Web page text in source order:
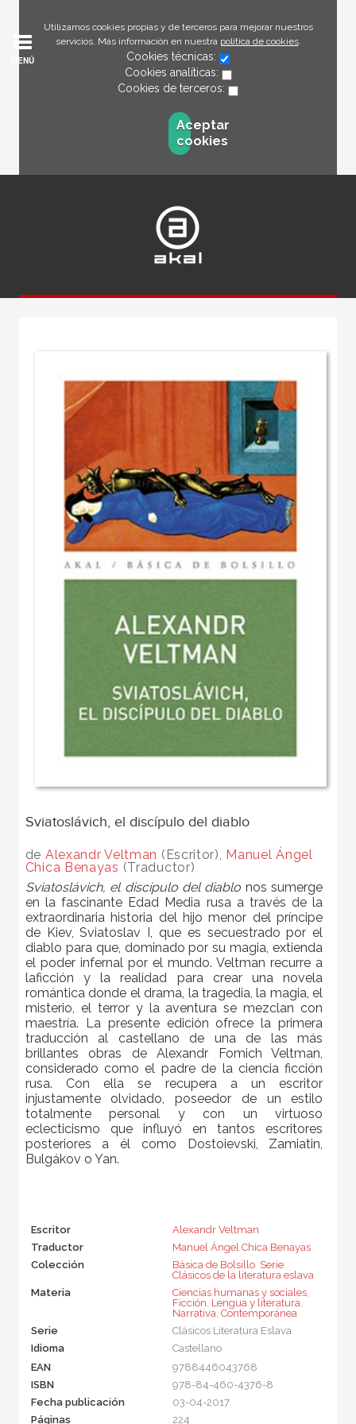
Utilizamos cookies propias y de terceros para mejorar nuestros
servicios. Más información en nuestra política de cookies.
Cookies técnicas:
Cookies analíticas:
Cookies de terceros:
Aceptar
cookies
MENÚ
Sviatoslávich, el discípulo del diablo
de Alexandr Veltman (Escritor), Manuel Ángel
Chica Benayas (Traductor)
Sviatoslávich, el discípulo del diablo nos sumerge
en la fascinante Edad Media rusa a través de la
extraordinaria historia del hijo menor del príncipe
de Kiev, Sviatoslav I, que es secuestrado por el
diablo para que, dominado por su magia, extienda
el poder infernal por el mundo. Veltman recurre a
laficción y la realidad para crear una novela
romántica donde el drama, la tragedia, la magia, el
misterio, el terror y la aventura se mezclan con
maestría. La presente edición ofrece la primera
traducción al castellano de una de las más
brillantes obras de Alexandr Fomich Veltman,
considerado como el padre de la ciencia ficción
rusa. Con ella se recupera a un escritor
injustamente olvidado, poseedor de un estilo
totalmente personal y con un virtuoso
eclecticismo que influyó en tantos escritores
posteriores a él como Dostoievski, Zamiatin,
Bulgákov o Yan.
Escritor
Alexandr Veltman
Traductor
Manuel Ángel Chica Benayas
Colección
Básica de Bolsillo  Serie
Clásicos de la literatura eslava
Materia
Ciencias humanas y sociales,
Ficción, Lengua y literatura,
Narrativa, Contemporánea
Serie
Clásicos Literatura Eslava
Idioma
Castellano
EAN
9788446043768
ISBN
978-84-460-4376-8
Fecha publicación
03-04-2017
Páginas
224